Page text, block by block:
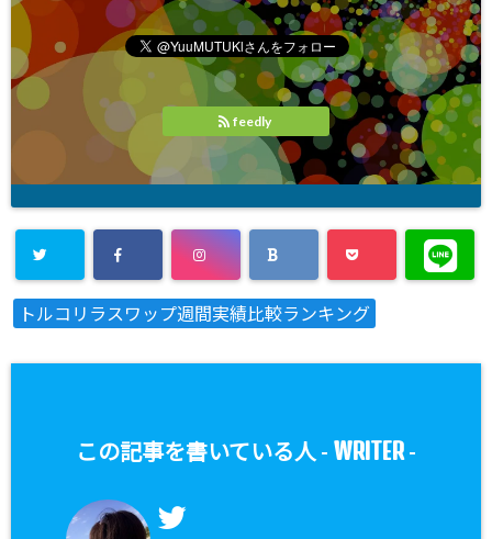
feedly
トルコリラスワップ週間実績比較ランキング
この記事を書いている人 - WRITER-